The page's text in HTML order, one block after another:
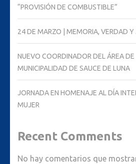
“PROVISIÓN DE COMBUSTIBLE”
24 DE MARZO | MEMORIA, VERDAD Y
NUEVO COORDINADOR DEL ÁREA
MUNICIPALIDAD DE SAUCE DE LUNA
JORNADA EN HOMENAJE AL DÍA
MUJER
Recent Comments
No hay comentarios que